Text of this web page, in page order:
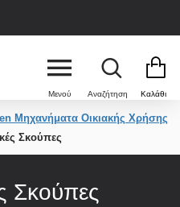
Μηχανήματα Οικιακής Χρήσης
Σκούπες
Σκούπες